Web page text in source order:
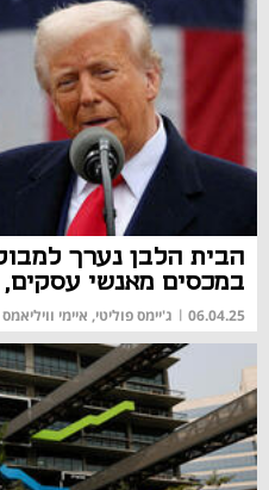
הבית הלבן נערך
במכסים מאנשי עסקים,
06.04.25
| ג'יימס פוליטי, איימי